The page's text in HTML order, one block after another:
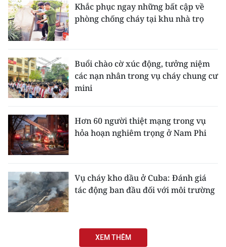
Media Du lịch
Media Thế giới
Media Giáo dục
Media Y tế
Media Khoa học - Công nghệ
Media Môi trường
Infographic
Khắc phục ngay những bất cập về
phòng chống cháy tại khu nhà trọ
Buổi chào cờ xúc động, tưởng niệm
các nạn nhân trong vụ cháy chung cư
mini
Hơn 60 người thiệt mạng trong vụ
hỏa hoạn nghiêm trọng ở Nam Phi
Vụ cháy kho dầu ở Cuba: Đánh giá
tác động ban đầu đối với môi trường
XEM THÊM